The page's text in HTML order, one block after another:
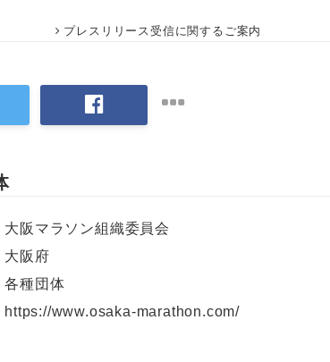
プレスリリース受信に関するご案内
大阪マラソン組織委員会
大阪府
各種団体
https://www.osaka-marathon.com/